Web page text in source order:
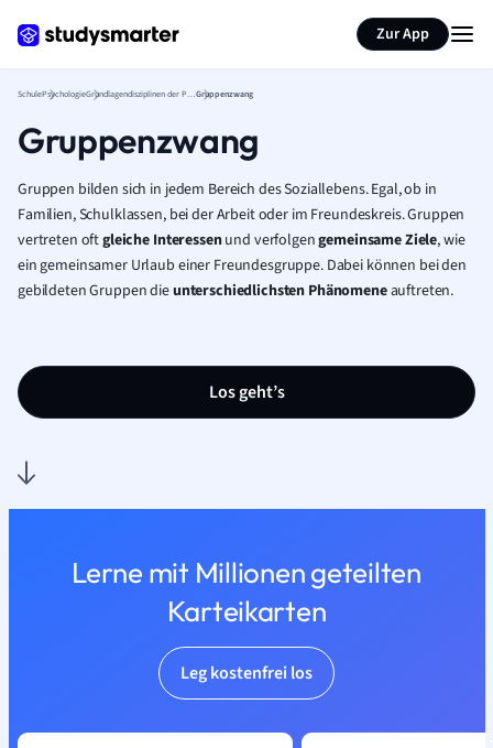
Zur App
SchulePsychologie Grundlagendisziplinen der PsychologieGruppenzwang
Gruppenzwang
Gruppen bilden sich in jedem Bereich des Soziallebens. Egal, ob in
Familien, Schulklassen, bei der Arbeit oder im Freundeskreis. Gruppen
vertreten oftgleiche Interessenund verfolgengemeinsame Ziele, wie
ein gemeinsamer Urlaub einer Freundesgruppe. Dabei können bei den
gebildeten Gruppen dieunterschiedlichsten Phänomeneauftreten.
Los geht’s
Lerne mit Millionen geteilten
Karteikarten
Leg kostenfrei los
Seite zusammenfassen